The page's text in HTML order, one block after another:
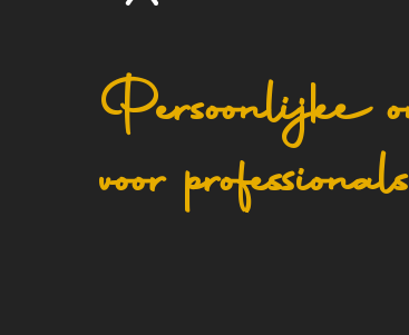
Persoonlijke
voor professionals